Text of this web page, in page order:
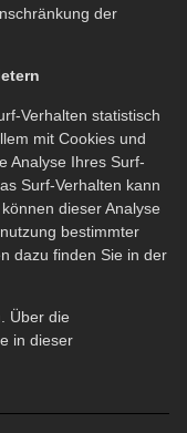
der
Verhalten statistisch
mit Cookies und
Analyse Ihres Surf-
Surf-Verhalten kann
dieser Analyse
bestimmter
dazu finden Sie in der
Über die
in dieser